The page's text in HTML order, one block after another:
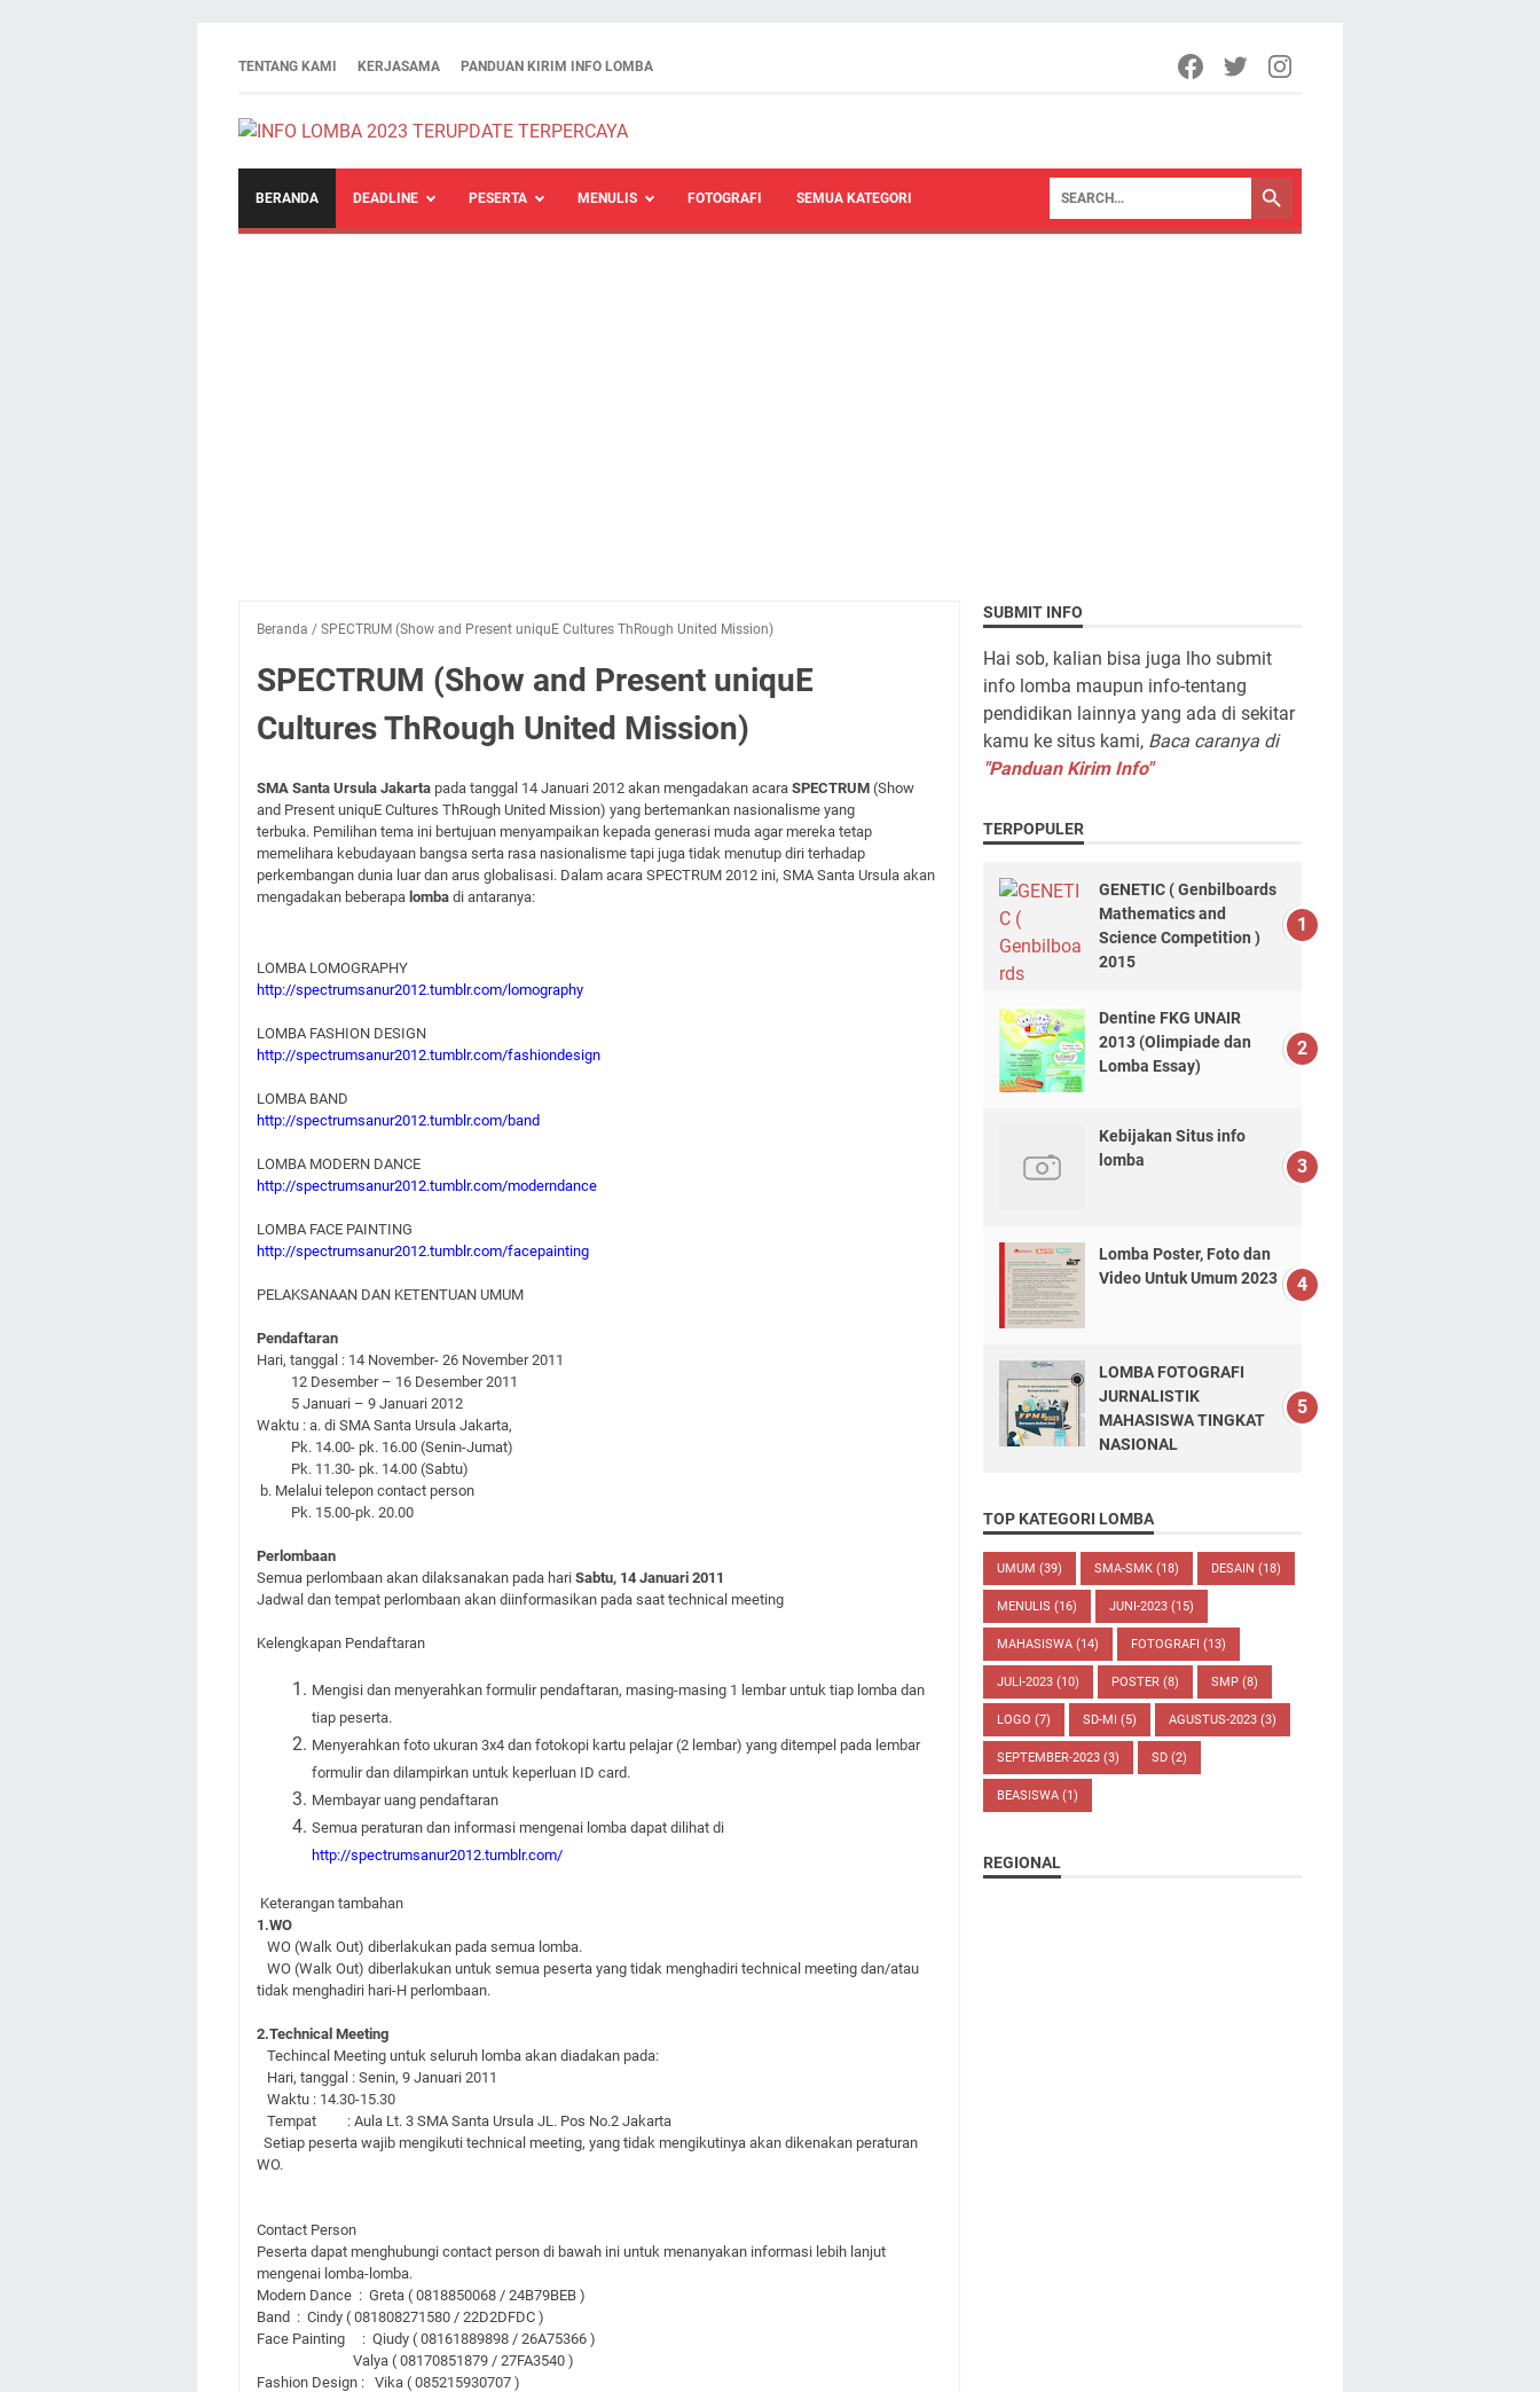
TENTANG KAMI KERJASAMA PANDUAN KIRIM INFO LOMBA
BERANDA DEADLINE PESERTA MENULIS FOTOGRAFI SEMUA KATEGORI
Beranda / SPECTRUM (Show and Present uniquE Cultures ThRough United Mission)
SPECTRUM (Show and Present uniquE
Cultures ThRough United Mission)
SMA Santa Ursula Jakarta pada tanggal 14 Januari 2012 akan mengadakan acara SPECTRUM (Show
and Present uniquE Cultures ThRough United Mission) yang bertemankan nasionalisme yang
terbuka. Pemilihan tema ini bertujuan menyampaikan kepada generasi muda agar mereka tetap
memelihara kebudayaan bangsa serta rasa nasionalisme tapi juga tidak menutup diri terhadap
perkembangan dunia luar dan arus globalisasi. Dalam acara SPECTRUM 2012 ini, SMA Santa Ursula akan
mengadakan beberapa lomba di antaranya:
LOMBA LOMOGRAPHY
http://spectrumsanur2012.tumblr.com/lomography
LOMBA FASHION DESIGN
http://spectrumsanur2012.tumblr.com/fashiondesign
LOMBA BAND
http://spectrumsanur2012.tumblr.com/band
LOMBA MODERN DANCE
http://spectrumsanur2012.tumblr.com/moderndance
LOMBA FACE PAINTING
http://spectrumsanur2012.tumblr.com/facepainting
PELAKSANAAN DAN KETENTUAN UMUM
Pendaftaran
Hari, tanggal : 14 November- 26 November 2011
12 Desember – 16 Desember 2011
5 Januari – 9 Januari 2012
Waktu : a. di SMA Santa Ursula Jakarta,
Pk. 14.00- pk. 16.00 (Senin-Jumat)
Pk. 11.30- pk. 14.00 (Sabtu)
b. Melalui telepon contact person
Pk. 15.00-pk. 20.00
Perlombaan
Semua perlombaan akan dilaksanakan pada hari Sabtu, 14 Januari 2011
Jadwal dan tempat perlombaan akan diinformasikan pada saat technical meeting
Kelengkapan Pendaftaran
Mengisi dan menyerahkan formulir pendaftaran, masing-masing 1 lembar untuk tiap lomba dan
tiap peserta.
Menyerahkan foto ukuran 3x4 dan fotokopi kartu pelajar (2 lembar) yang ditempel pada lembar
formulir dan dilampirkan untuk keperluan ID card.
Membayar uang pendaftaran
Semua peraturan dan informasi mengenai lomba dapat dilihat di
http://spectrumsanur2012.tumblr.com/
Keterangan tambahan
1.WO
WO (Walk Out) diberlakukan pada semua lomba.
WO (Walk Out) diberlakukan untuk semua peserta yang tidak menghadiri technical meeting dan/atau
tidak menghadiri hari-H perlombaan.
2.Technical Meeting
Techincal Meeting untuk seluruh lomba akan diadakan pada:
Hari, tanggal : Senin, 9 Januari 2011
Waktu : 14.30-15.30
Tempat : Aula Lt. 3 SMA Santa Ursula JL. Pos No.2 Jakarta
Setiap peserta wajib mengikuti technical meeting, yang tidak mengikutinya akan dikenakan peraturan
WO.
Contact Person
Peserta dapat menghubungi contact person di bawah ini untuk menanyakan informasi lebih lanjut
mengenai lomba-lomba.
Modern Dance : Greta ( 0818850068 / 24B79BEB )
Band : Cindy ( 081808271580 / 22D2DFDC )
Face Painting : Qiudy ( 08161889898 / 26A75366 )
Valya ( 08170851879 / 27FA3540 )
Fashion Design : Vika ( 085215930707 )
SUBMIT INFO
Hai sob, kalian bisa juga lho submit
info lomba maupun info-tentang
pendidikan lainnya yang ada di sekitar
kamu ke situs kami, Baca caranya di
"Panduan Kirim Info"
TERPOPULER
GENETIC ( Genbilboards
Mathematics and
Science Competition )
2015
Dentine FKG UNAIR
2013 (Olimpiade dan
Lomba Essay)
Kebijakan Situs info
lomba
Lomba Poster, Foto dan
Video Untuk Umum 2023
LOMBA FOTOGRAFI
JURNALISTIK
MAHASISWA TINGKAT
NASIONAL
TOP KATEGORI LOMBA
UMUM (39) SMA-SMK (18) DESAIN (18)
MENULIS (16) JUNI-2023 (15)
MAHASISWA (14) FOTOGRAFI (13)
JULI-2023 (10) POSTER (8) SMP (8)
LOGO (7) SD-MI (5) AGUSTUS-2023 (3)
SEPTEMBER-2023 (3) SD (2)
BEASISWA (1)
REGIONAL